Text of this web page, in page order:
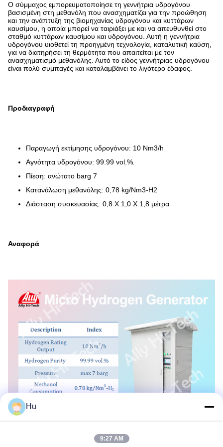
Ο σύμμαχος εμπορευματοποίησε τη γεννήτρια υδρογόνου
βασισμένη στη μεθανόλη που ανασχηματίζει για την προώθηση
και την ανάπτυξη της βιομηχανίας υδρογόνου και κυττάρων
καυσίμου, η οποία μπορεί να ταιριάξει με και να απευθυνθεί στο
σταθμό κυττάρων καυσίμου και υδρογόνου. Αυτή η γεννήτρια
υδρογόνου υιοθετεί τη προηγμένη τεχνολογία, καταλυτική καύση,
για να διατηρήσει τη θερμότητα που απαιτείται με τον
ανασχηματισμό μεθανόλης. Αυτό το είδος γεννήτριας υδρογόνου
είναι πολύ συμπαγές και καταλαμβάνει το λιγότερο έδαφος.
Προδιαγραφή
Παραγωγή εκτίμησης υδρογόνου: 10 Nm3/h
Αγνότητα υδρογόνου: 99.99 vol.%.
Πίεση: ανώτατο barg 7
Κατανάλωση μεθανόλης: 0,78 kg/Nm3-H2
Διάσταση συσκευασίας: 0,8 X 1,0 X 1,8 μέτρα
Αναφορά
Hu
9:27 AM